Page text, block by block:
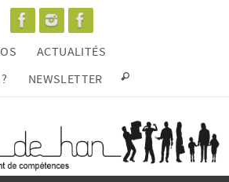
ACTUALITÉS
NEWSLETTER